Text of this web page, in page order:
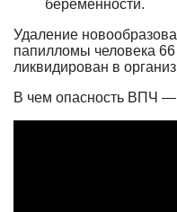
беременности.
Удаление
папилломы человека
ликвидирован в
В чем опасность ВПЧ —